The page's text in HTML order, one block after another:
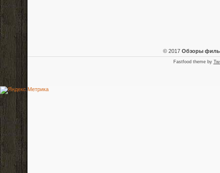
© 2017 Обзоры
Fastfood theme by